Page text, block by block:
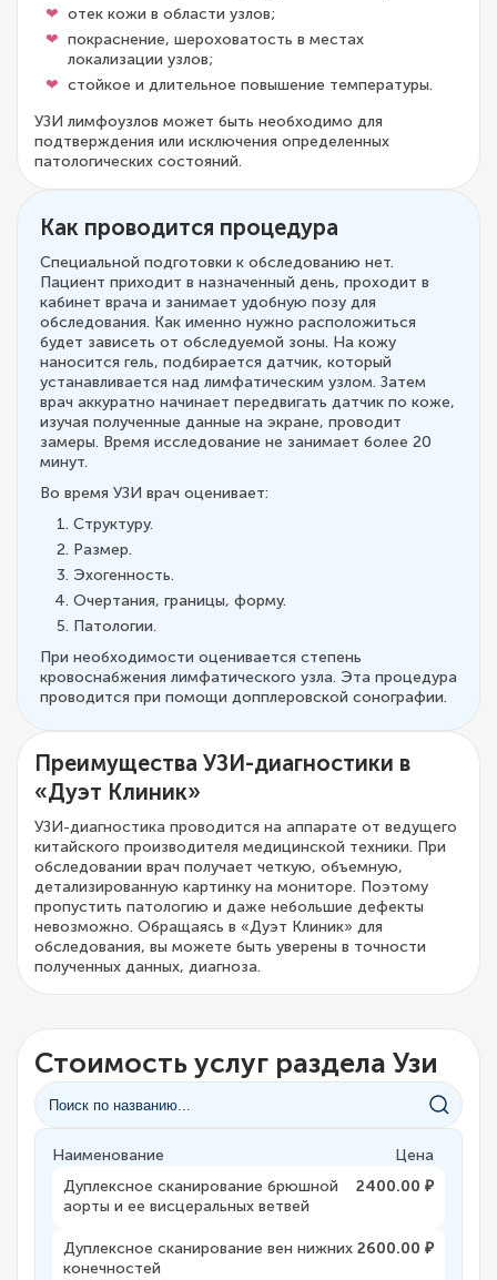
отек кожи в области узлов;
покраснение, шероховатость в местах
локализации узлов;
стойкое и длительное повышение температуры.
УЗИ лимфоузлов может быть необходимо для
подтверждения или исключения определенных
патологических состояний.
Как проводится процедура
Специальной подготовки к обследованию нет.
Пациент приходит в назначенный день, проходит в
кабинет врача и занимает удобную позу для
обследования. Как именно нужно расположиться
будет зависеть от обследуемой зоны. На кожу
наносится гель, подбирается датчик, который
устанавливается над лимфатическим узлом. Затем
врач аккуратно начинает передвигать датчик по коже,
изучая полученные данные на экране, проводит
замеры. Время исследование не занимает более 20
минут.
Во время УЗИ врач оценивает:
Структуру.
Размер.
Эхогенность.
Очертания, границы, форму.
Патологии.
При необходимости оценивается степень
кровоснабжения лимфатического узла. Эта процедура
проводится при помощи допплеровской сонографии.
Преимущества УЗИ-диагностики в
«Дуэт Клиник»
УЗИ-диагностика проводится на аппарате от ведущего
китайского производителя медицинской техники. При
обследовании врач получает четкую, объемную,
детализированную картинку на мониторе. Поэтому
пропустить патологию и даже небольшие дефекты
невозможно. Обращаясь в «Дуэт Клиник» для
обследования, вы можете быть уверены в точности
полученных данных, диагноза.
Стоимость услуг раздела Узи
Наименование
Цена
Дуплексное сканирование брюшной
аорты и ее висцеральных ветвей
2400.00 ₽
Дуплексное сканирование вен нижних
конечностей
2600.00 ₽